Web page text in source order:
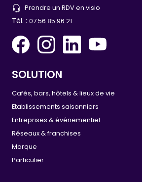
Prendre un RDV en visio
Tél. : 07 56 85 96 21
SOLUTION
Cafés, bars, hôtels & lieux de vie
Etablissements saisonniers
Entreprises & événementiel
Réseaux & franchises
Marque
Particulier